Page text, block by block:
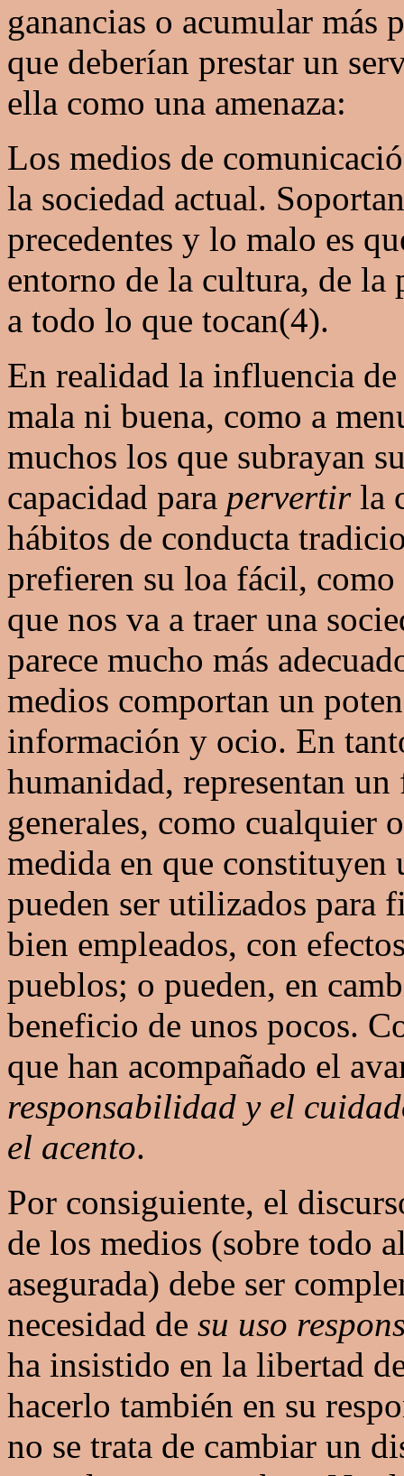
ganancias o acumular más
que deberían prestar un
ella como una amenaza:
Los medios de
la sociedad actual.
precedentes y lo malo es
entorno de la cultura, de
a todo lo que tocan(4).
En realidad la influencia
mala ni buena, como a
muchos los que subrayan
capacidad para pervertirla
hábitos de conducta
prefieren su loa fácil, como
que nos va a traer una
parece mucho más
medios comportan un
información y ocio. En
humanidad, representan
generales, como cualquier
medida en que constituyen
pueden ser utilizados para
bien empleados, con
pueblos; o pueden, en
beneficio de unos pocos.
que han acompañado el
responsabilidad y el
el acento.
Por consiguiente, el
de los medios (sobre todo
asegurada) debe ser
necesidad de su uso
ha insistido en la libertad
hacerlo también en su
no se trata de cambiar un